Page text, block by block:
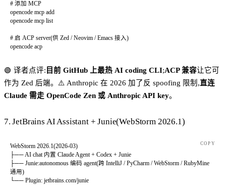
# 添加 MCP
opencode mcp add
opencode mcp list
# 启 ACP server(供 Zed / Neovim / Emacs 接入)
opencode acp
🟢 译者点评: 目前 GitHub 上最热 AI coding CLI;ACP 兼容让它可
作为 Zed 后端。⚠️ Anthropic 在 2026 加了反 spoofing 限制,直连
Claude 需走 OpenCode Zen 或 Anthropic API key。
7. JetBrains AI Assistant + Junie(WebStorm 2026.1)
WebStorm 2026.1(2026-03)
├── AI chat 内置 Claude Agent + Codex + Junie
├── Junie:autonomous 编码 agent(跨 IntelliJ / PyCharm / WebStorm / RubyMine
通用)
└── Plugin: jetbrains.com/junie
COPY